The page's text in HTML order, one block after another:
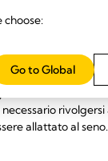
Le
frequenza.
al giorno (24 ore).
la mamma
allattato al
choose:
Go to Global